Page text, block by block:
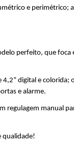
e
perfeito, que
digital e
e alarme.
manual
qualidade!